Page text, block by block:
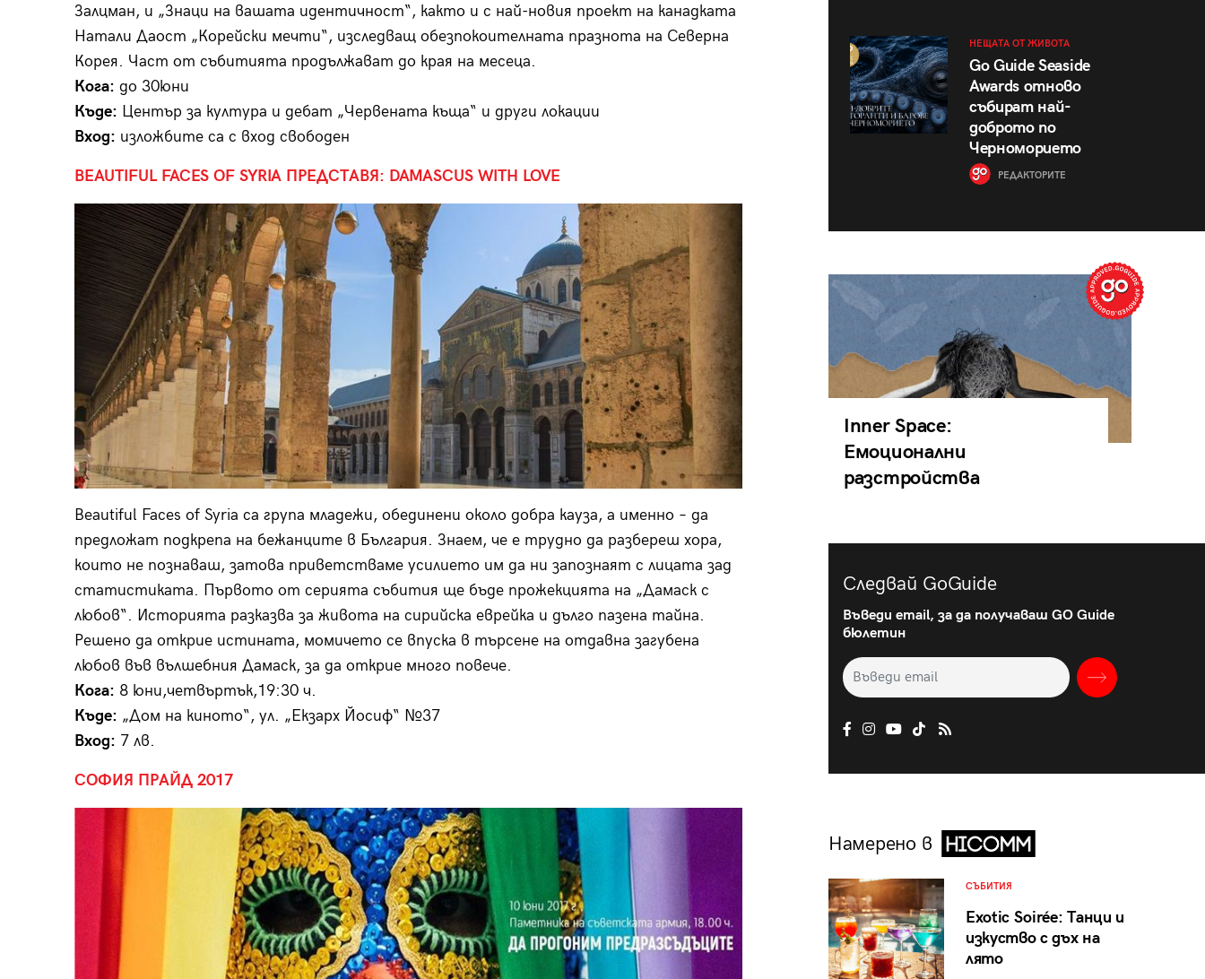
Залцман, и „Знаци на вашата идентичност“, както и с най-новия проект на канадката
Натали Даост „Корейски мечти“, изследващ обезпокоителната празнота на Северна
Корея. Част от събитията продължават до края на месеца.
Кога: до 30юни
Къде: Център за култура и дебат „Червената къща“ и други локации
Вход: изложбите са с вход свободен
BEAUTIFUL FACES OF SYRIA ПРЕДСТАВЯ: DAMASCUS WITH LOVE
Beautiful Faces of Syria са група младежи, обединени около добра кауза, а именно – да
предложат подкрепа на бежанците в България. Знаем, че е трудно да разбереш хора,
които не познаваш, затова приветстваме усилието им да ни запознаят с лицата зад
статистиката. Първото от серията събития ще бъде прожекцията на „Дамаск с
любов“. Историята разказва за живота на сирийска еврейка и дълго пазена тайна.
Решено да открие истината, момичето се впуска в търсене на отдавна загубена
любов във вълшебния Дамаск, за да открие много повече.
Кога: 8 юни,четвъртък,19:30 ч.
Къде: „Дом на киното“, ул. „Екзарх Йосиф“ №37
Вход: 7 лв.
СОФИЯ П РАЙД 2017
НЕЩАТА ОТ ЖИВОТА
Go Guide Seaside
Awards отново
събират най-
доброто по
Черноморието
РЕДАКТОРИТЕ
Inner Space:
Емоционални
разстройства
Следвай GoGuide
Въведи email, за да получаваш GO Guide
бюлетин
Намерено в
СЪБИТИЯ
Exotic Soirée: Танци и
изкуство с дъх на
лято